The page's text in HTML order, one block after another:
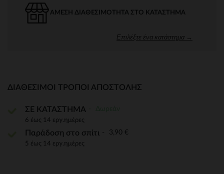
ΆΜΕΣΗ ΔΙΑΘΕΣΙΜΌΤΗΤΑ ΣΤΟ ΚΑΤΆΣΤΗΜΑ
Επιλέξτε ένα κατάστημα →
ΔΙΑΘΈΣΙΜΟΙ ΤΡΌΠΟΙ ΑΠΟΣΤΟΛΉΣ
ΣΕ ΚΑΤΑΣΤΗΜΑ
6 έως 14 εργ.ημέρες
Παράδοση στο σπίτι 3,90 €
5 έως 14 εργ.ημέρες